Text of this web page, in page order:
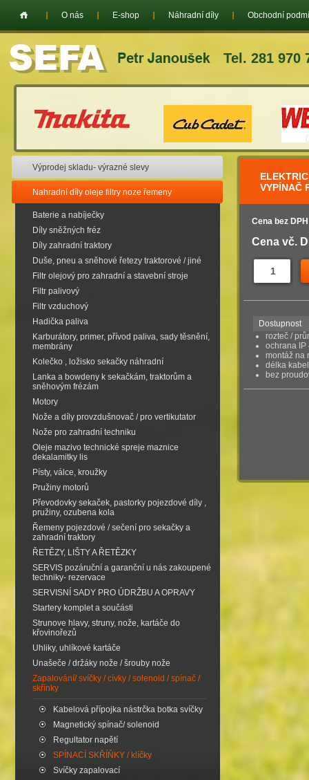
Tel. 281 970
O nás E-shop Náhradní díly Obchodní
Výprodej skladu- výrazné slevy
Nahradní díly oleje filtry noze řemeny
Baterie a nabíječky
Díly sněžných fréz
Díly zahradní traktory
Duše, pneu a sněhové řetezy traktorové / jiné
Filtr olejový pro zahradní a stavební stroje
Filtr palivový
Filtr vzduchový
Hadička paliva
Karburátory, primer, přívod paliva, sady těsnění,
membrány
Kolečko , ložisko sekačky náhradní
Lanka a bowdeny k sekačkám, traktorům a
sněhovým frézám
Motory
Nože a díly provzdušnovač / pro vertikutator
Nože pro zahradní techniku
Oleje mazivo technické spreje maznice
dekalamitky lis
Písty, válce, kroužky
Pružiny motorů
Převodovky sekaček, pastorky pojezdové díly ,
pružiny, ozubena kola
Řemeny pojezdové / sečení pro sekačky a
zahradní traktory
ŘETĚZY, LIŠTY A ŘETĚZKY
SERVIS pozáruční a garanční u nás zakoupené
techniky- rezervace
SERVISNÍ SADY PRO ÚDRŽBU A OPRAVY
Startery komplet a součásti
Strunove hlavy, struny, nože, kartáče do
křovinořezů
Uhliky, uhlíkové kartáče
Unašeče / držáky nože / šrouby nože
Zapalování/ svíčky / cívky / solenoid / spínač /
skřínky
Kabelová přípojka nástrčka botka svíčky
Magnetický spínač/ solenoid
Regultator napětí
SPÍNACÍ SKŘÍŇKY / klíčky
Svíčky zapalovací
VYPÍNAČ
Cena bez
Cena vč.
Dostupnost
rozteč /
ochrana IP
montáž na
délka
bez